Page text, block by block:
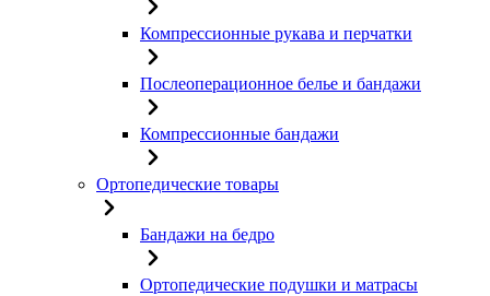
Компрессионные рукава и перчатки
Послеоперационное белье и бандажи
Компрессионные бандажи
Ортопедические товары
Бандажи на бедро
Ортопедические подушки и матрасы